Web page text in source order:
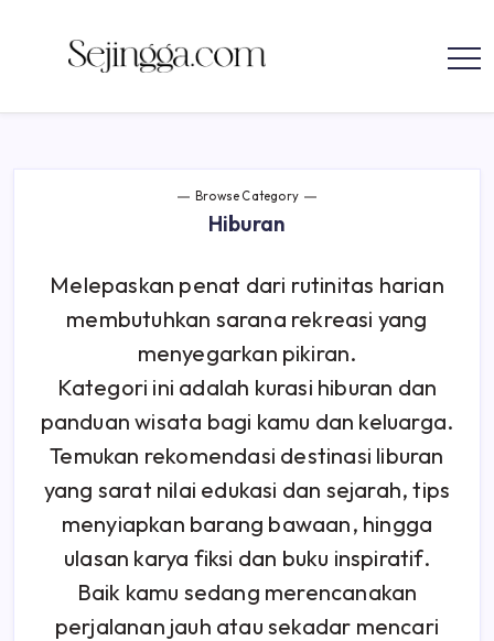
informasi
Browse Category
Hiburan
Melepaskan penat dari rutinitas harian
membutuhkan sarana rekreasi yang
menyegarkan pikiran.
Kategori ini adalah kurasi hiburan dan
panduan wisata bagi kamu dan keluarga.
Temukan rekomendasi destinasi liburan
yang sarat nilai edukasi dan sejarah, tips
menyiapkan barang bawaan, hingga
ulasan karya fiksi dan buku inspiratif.
Baik kamu sedang merencanakan
perjalanan jauh atau sekadar mencari